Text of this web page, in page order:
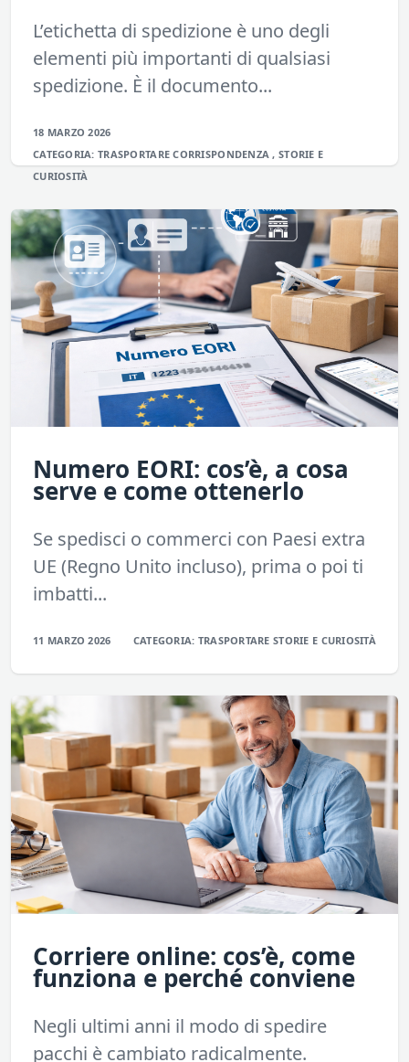
L’etichetta di spedizione è uno degli
elementi più importanti di qualsiasi
spedizione. È il documento...
18 MARZO 2026
CATEGORIA:TRASPORTARECORRISPONDENZA,STORIE E
CURIOSITÀ
Numero EORI: cos’è, a cosa
serve e come ottenerlo
Se spedisci o commerci con Paesi extra
UE (Regno Unito incluso), prima o poi ti
imbatti...
11 MARZO 2026 CATEGORIA: TRASPORTARESTORIE E CURIOSITÀ
Corriere online: cos’è, come
funziona e perché conviene
Negli ultimi anni il modo di spedire
pacchi è cambiato radicalmente.